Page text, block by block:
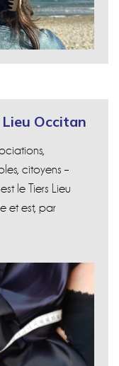
Occitan
citoyens –
le Tiers Lieu
et est, par